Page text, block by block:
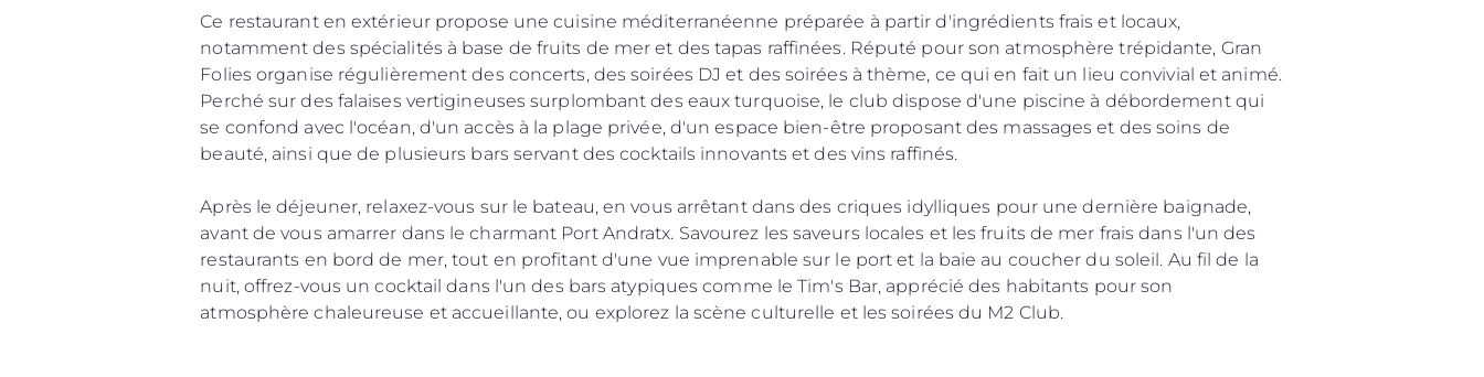
Ce restaurant en extérieur propose une cuisine méditerranéenne préparée à partir d'ingrédients frais et locaux,
notamment des spécialités à base de fruits de mer et des tapas raffinées. Réputé pour son atmosphère trépidante, Gran
Folies organise régulièrement des concerts, des soirées DJ et des soirées à thème, ce qui en fait un lieu convivial et animé.
Perché sur des falaises vertigineuses surplombant des eaux turquoise, le club dispose d'une piscine à débordement qui
se confond avec l'océan, d'un accès à la plage privée, d'un espace bien-être proposant des massages et des soins de
beauté, ainsi que de plusieurs bars servant des cocktails innovants et des vins raffinés.
Après le déjeuner, relaxez-vous sur le bateau, en vous arrêtant dans des criques idylliques pour une dernière baignade,
avant de vous amarrer dans le charmant Port Andratx. Savourez les saveurs locales et les fruits de mer frais dans l'un des
restaurants en bord de mer, tout en profitant d'une vue imprenable sur le port et la baie au coucher du soleil. Au fil de la
nuit, offrez-vous un cocktail dans l'un des bars atypiques comme le Tim's Bar, apprécié des habitants pour son
atmosphère chaleureuse et accueillante, ou explorez la scène culturelle et les soirées du M2 Club.
Plan Du Site
Contact
Préférences De Cookies
POLITIQUE DE
CONFIDENTIALITÉ
LA CHARTE SUR
L'ESCLAVAGE MODERNE
TERMES ET CONDITIONS
POLITIQUE DE COOKIES
Le Courtage
Charter - Location
Nouvelles
Événements
L'innovation
Notre Équipe
Style De Vie
Notre Héritage
Estimez Votre Bateau